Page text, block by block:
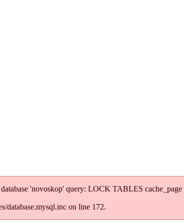
'novoskop' query: LOCK TABLES
database.mysql.inc on line 172.